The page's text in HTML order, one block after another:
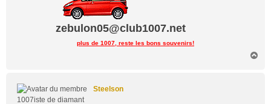
zebulon05@club1007.net
plus de 1007, reste les bons souvenirs!
Steelson
1007iste de diamant